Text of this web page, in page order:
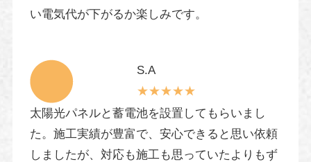
い電気代が下がるか楽しみです。
S.A
★★★★★
太陽光パネルと蓄電池を設置してもらいまし
た。施工実績が豊富で、安心できると思い依頼
しましたが、対応も施工も思っていたよりもず